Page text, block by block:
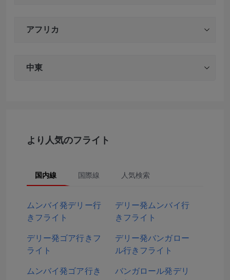
アフリカ
中東
より人気のフライト
国内線 国際線 人気検索
ムンバイ発デリー行
きフライト
デリー発ムンバイ行
きフライト
デリー発ゴア行きフ
ライト
デリー発バンガロー
ル行きフライト
ムンバイ発ゴア行き
バンガロール発デリ